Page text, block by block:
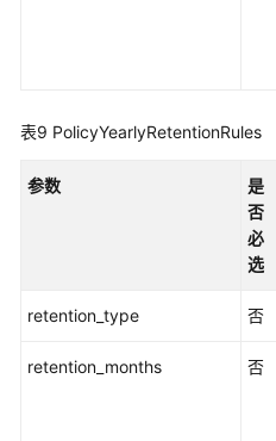
表9 PolicyYearlyRetentionRules
参数
是
否
必
选
retention_type 否
retention_months 否